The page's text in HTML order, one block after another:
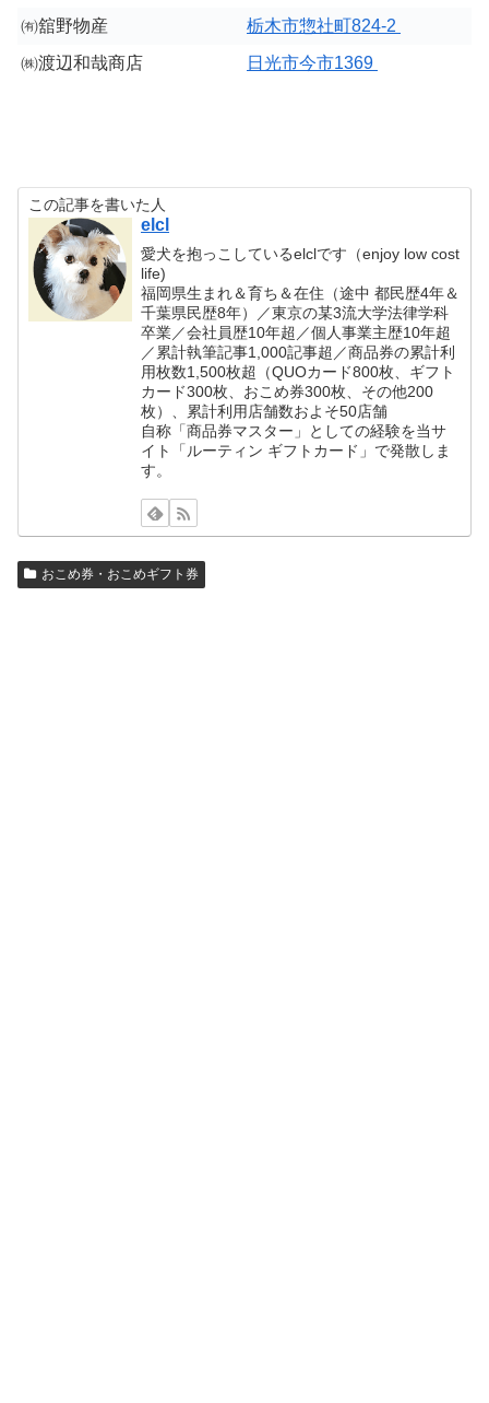
㈲舘野物産
栃木市惣社町824-2
㈱渡辺和哉商店
日光市今市1369
この記事を書いた人
elcl
愛犬を抱っこしているelclです（enjoy low cost
life)
福岡県生まれ＆育ち＆在住（途中 都民歴4年＆
千葉県民歴8年）／東京の某3流大学法律学科
卒業／会社員歴10年超／個人事業主歴10年超
／累計執筆記事1,000記事超／商品券の累計利
用枚数1,500枚超（QUOカード800枚、ギフト
カード300枚、おこめ券300枚、その他200
枚）、累計利用店舗数およそ50店舗
自称「商品券マスター」としての経験を当サ
イト「ルーティン ギフトカード」で発散しま
す。
おこめ券・おこめギフト券